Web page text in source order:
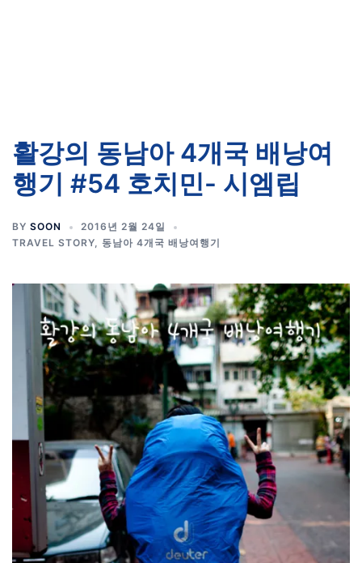
활강의 동남아 4개국 배낭여
행기 #54 호치민- 시엠립
BY SOON
2016년 2월 24일
TRAVEL STORY, 동남아 4개국 배낭여행기